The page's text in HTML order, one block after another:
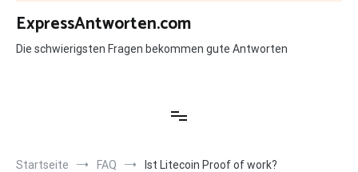
Zum
Inhalt
springen
ExpressAntworten.com
Die schwierigsten Fragen bekommen gute Antworten
Startseite FAQ Ist Litecoin Proof of work?